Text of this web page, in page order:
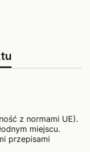
z normami UE).
miejscu.
przepisami